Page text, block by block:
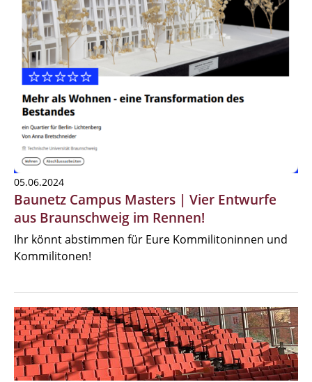
05.06.2024
Baunetz Campus Masters | Vier Entwurfe
aus Braunschweig im Rennen!
Ihr könnt abstimmen für Eure Kommilitoninnen und
Kommilitonen!